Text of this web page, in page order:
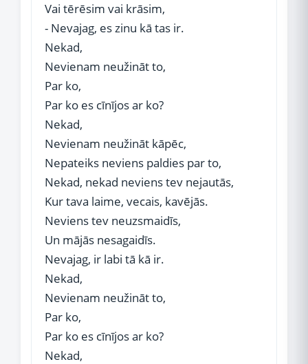
Vai tērēsim vai krāsim,
- Nevajag, es zinu kā tas ir.
Nekad,
Nevienam neužināt to,
Par ko,
Par ko es cīnījos ar ko?
Nekad,
Nevienam neužināt kāpēc,
Nepateiks neviens paldies par to,
Nekad, nekad neviens tev nejautās,
Kur tava laime, vecais, kavējās.
Neviens tev neuzsmaidīs,
Un mājās nesagaidīs.
Nevajag, ir labi tā kā ir.
Nekad,
Nevienam neužināt to,
Par ko,
Par ko es cīnījos ar ko?
Nekad,